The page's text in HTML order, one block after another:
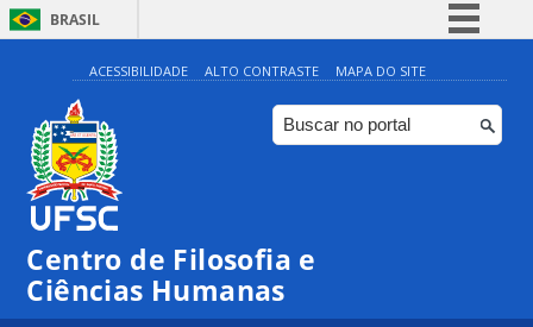
BRASIL
Simplifique!
Comunica BR
Participe
ACESSIBILIDADE ALTO CONTRASTE MAPA DO SITE
Centro de Filosofia e
Ciências Humanas